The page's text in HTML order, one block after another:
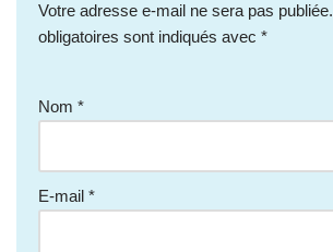
Votre adresse e-mail ne sera pas publiée.
obligatoires sont indiqués avec *
Nom *
E-mail *